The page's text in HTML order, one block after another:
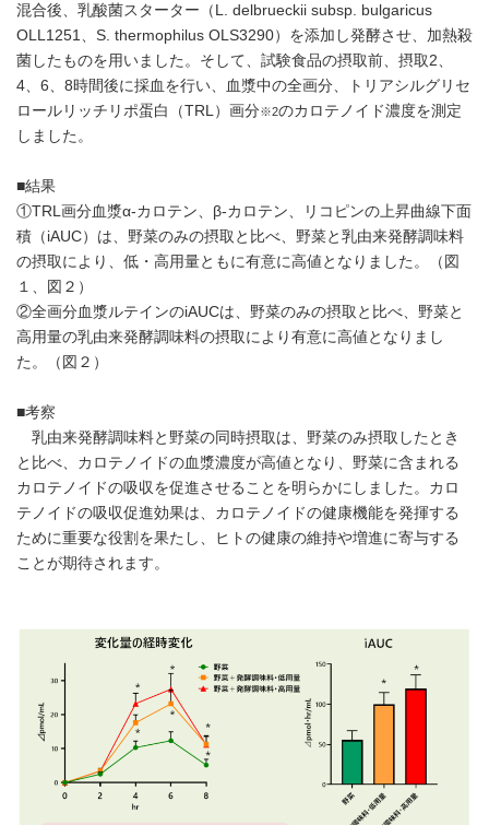
混合後、乳酸菌スターター（L. delbrueckii subsp. bulgaricus
OLL1251、S. thermophilus OLS3290）を添加し発酵させ、加熱殺
菌したものを用いました。そして、試験食品の摂取前、摂取2、
4、6、8時間後に採血を行い、血漿中の全画分、トリアシルグリセ
ロールリッチリポ蛋白（TRL）画分※2のカロテノイド濃度を測定
しました。
■結果
①TRL画分血漿α-カロテン、β-カロテン、リコピンの上昇曲線下面
積（iAUC）は、野菜のみの摂取と比べ、野菜と乳由来発酵調味料
の摂取により、低・高用量ともに有意に高値となりました。（図
１、図２）
②全画分血漿ルテインのiAUCは、野菜のみの摂取と比べ、野菜と
高用量の乳由来発酵調味料の摂取により有意に高値となりまし
た。（図２）
■考察
乳由来発酵調味料と野菜の同時摂取は、野菜のみ摂取したとき
と比べ、カロテノイドの血漿濃度が高値となり、野菜に含まれる
カロテノイドの吸収を促進させることを明らかにしました。カロ
テノイドの吸収促進効果は、カロテノイドの健康機能を発揮する
ために重要な役割を果たし、ヒトの健康の維持や増進に寄与する
ことが期待されます。